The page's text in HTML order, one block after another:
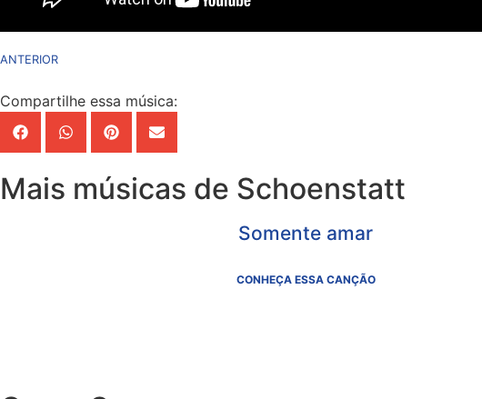
ANTERIOR
Compartilhe essa música:
Mais músicas de Schoenstatt
Somente amar
CONHEÇA ESSA CANÇÃO